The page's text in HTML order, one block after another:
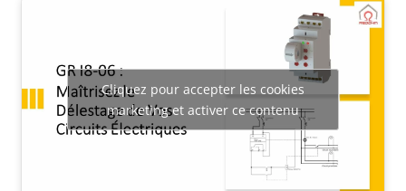
Cliquez pour accepter les cookies
marketing et activer ce contenu